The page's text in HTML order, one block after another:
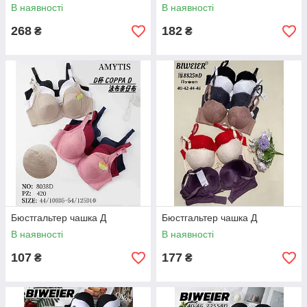
В наявності
268 ₴
В наявності
182 ₴
Бюстгальтер чашка Д
В наявності
107 ₴
Бюстгальтер чашка Д
В наявності
177 ₴